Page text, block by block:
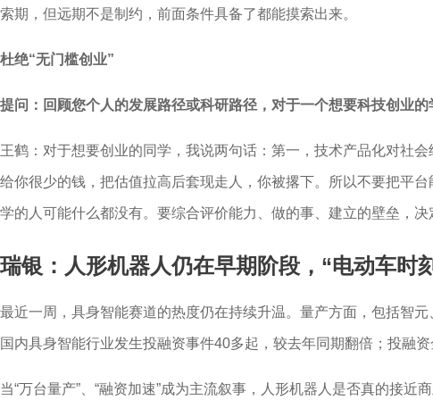
索期，但远期不是制约，前面条件具备了都能摸索出来。
杜绝“无门槛创业”
提问：回顾您个人的发展路径或科研路径，对于一个想要科技创业
王鹤：对于想要创业的同学，我说两句话：第一，技术产品化对社
给你很少的钱，把估值拉高后套现走人，你被撂下。所以不要把平
学的人可能什么都没有。要综合评价能力、做的事、建立的壁垒，决
瑞银：人形机器人仍在早期阶段，“电动车时
最近一周，具身智能赛道的热度仍在持续升温。量产方面，包括智
国内具身智能行业发生投融资事件40多起，较去年同期翻倍；投融
当“万台量产”、“融资加速”成为主流叙事，人形机器人是否真的接近